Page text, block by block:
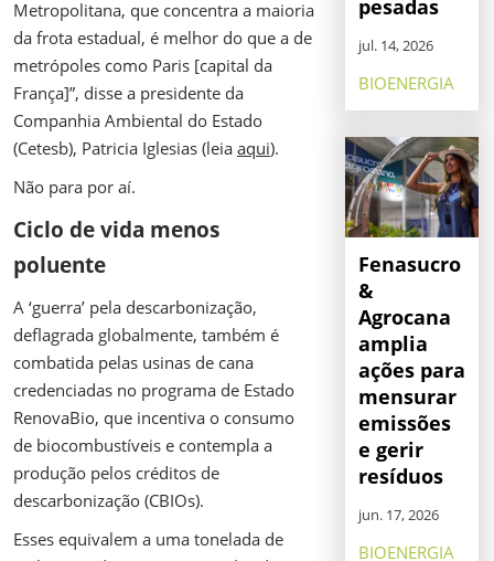
Metropolitana, que concentra a maioria
da frota estadual, é melhor do que a de
metrópoles como Paris [capital da
França]”, disse a presidente da
Companhia Ambiental do Estado
(Cetesb), Patricia Iglesias (leia aqui).
Não para por aí.
Ciclo de vida menos
poluente
A ‘guerra’ pela descarbonização,
deflagrada globalmente, também é
combatida pelas usinas de cana
credenciadas no programa de Estado
RenovaBio, que incentiva o consumo
de biocombustíveis e contempla a
produção pelos créditos de
descarbonização (CBIOs).
Esses equivalem a uma tonelada de
pesadas
jul. 14, 2026
BIOENERGIA
Fenasucro
&
Agrocana
amplia
ações para
mensurar
emissões
e gerir
resíduos
jun. 17, 2026
BIOENERGIA